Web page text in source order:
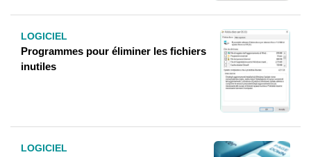
LOGICIEL
Programmes pour éliminer les fichiers
inutiles
LOGICIEL